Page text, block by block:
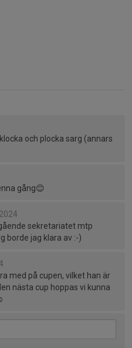
och plocka sarg (annars
gång😊
sekretariatet mtp
borde jag klara av :-)
med på cupen, vilket han är
nästa cup hoppas vi kunna